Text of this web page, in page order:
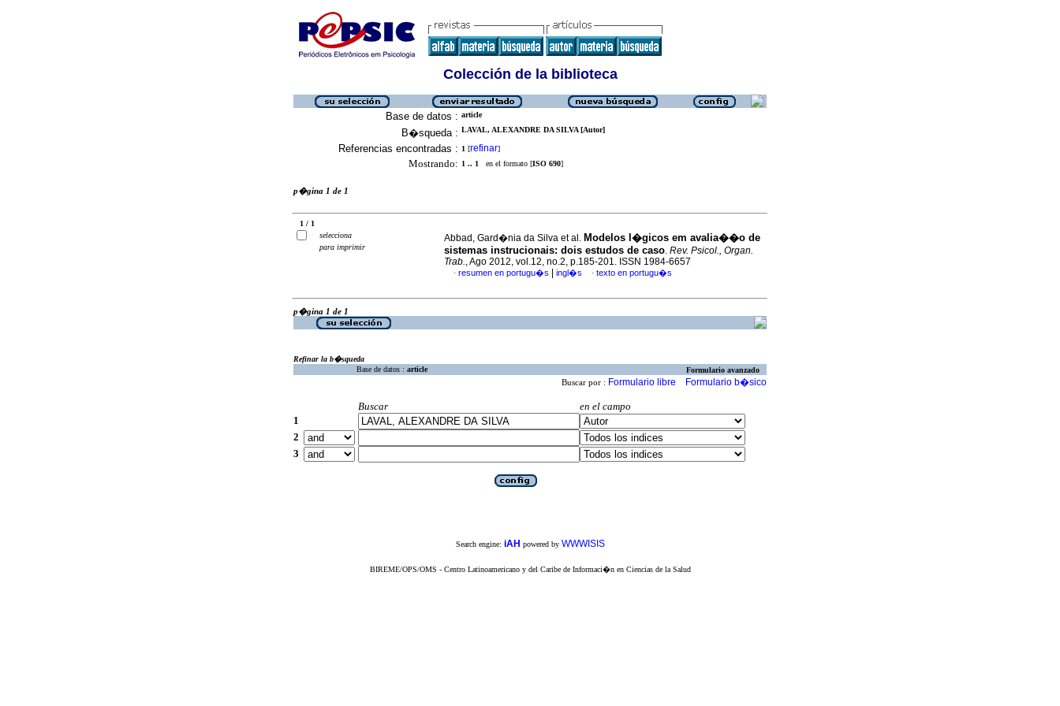
Colección de la biblioteca
Base de datos : article
B�squeda : LAVAL, ALEXANDRE DA SILVA [Autor]
Referencias encontradas : 1 [refinar]
Mostrando: 1 .. 1 en el formato [ISO 690]
p�gina 1 de 1
1 / 1
selecciona
para imprimir
Abbad, Gard�nia da Silva et al. Modelos l�gicos em avalia��o de
sistemas instrucionais: dois estudos de caso. Rev. Psicol., Organ.
Trab., Ago 2012, vol.12, no.2, p.185-201. ISSN 1984-6657
· resumen en portugu�s ingl�s · texto en portugu�s
p�gina 1 de 1
Refinar la b�squeda
Base de datos : article Formulario avanzado
Buscar por : Formulario libre Formulario b�sico
Buscar
en el campo
1
2
3
Search engine: iAH powered by WWWISIS
BIREME/OPS/OMS - Centro Latinoamericano y del Caribe de Informaci�n en Ciencias de la Salud